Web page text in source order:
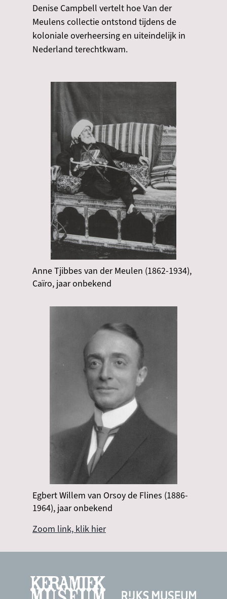
Denise Campbell vertelt hoe Van der
Meulens collectie ontstond tijdens de
koloniale overheersing en uiteindelijk in
Nederland terechtkwam.
Anne Tjibbes van der Meulen (1862-1934),
Caïro, jaar onbekend
Egbert Willem van Orsoy de Flines (1886-
1964), jaar onbekend
Zoom link, klik hier